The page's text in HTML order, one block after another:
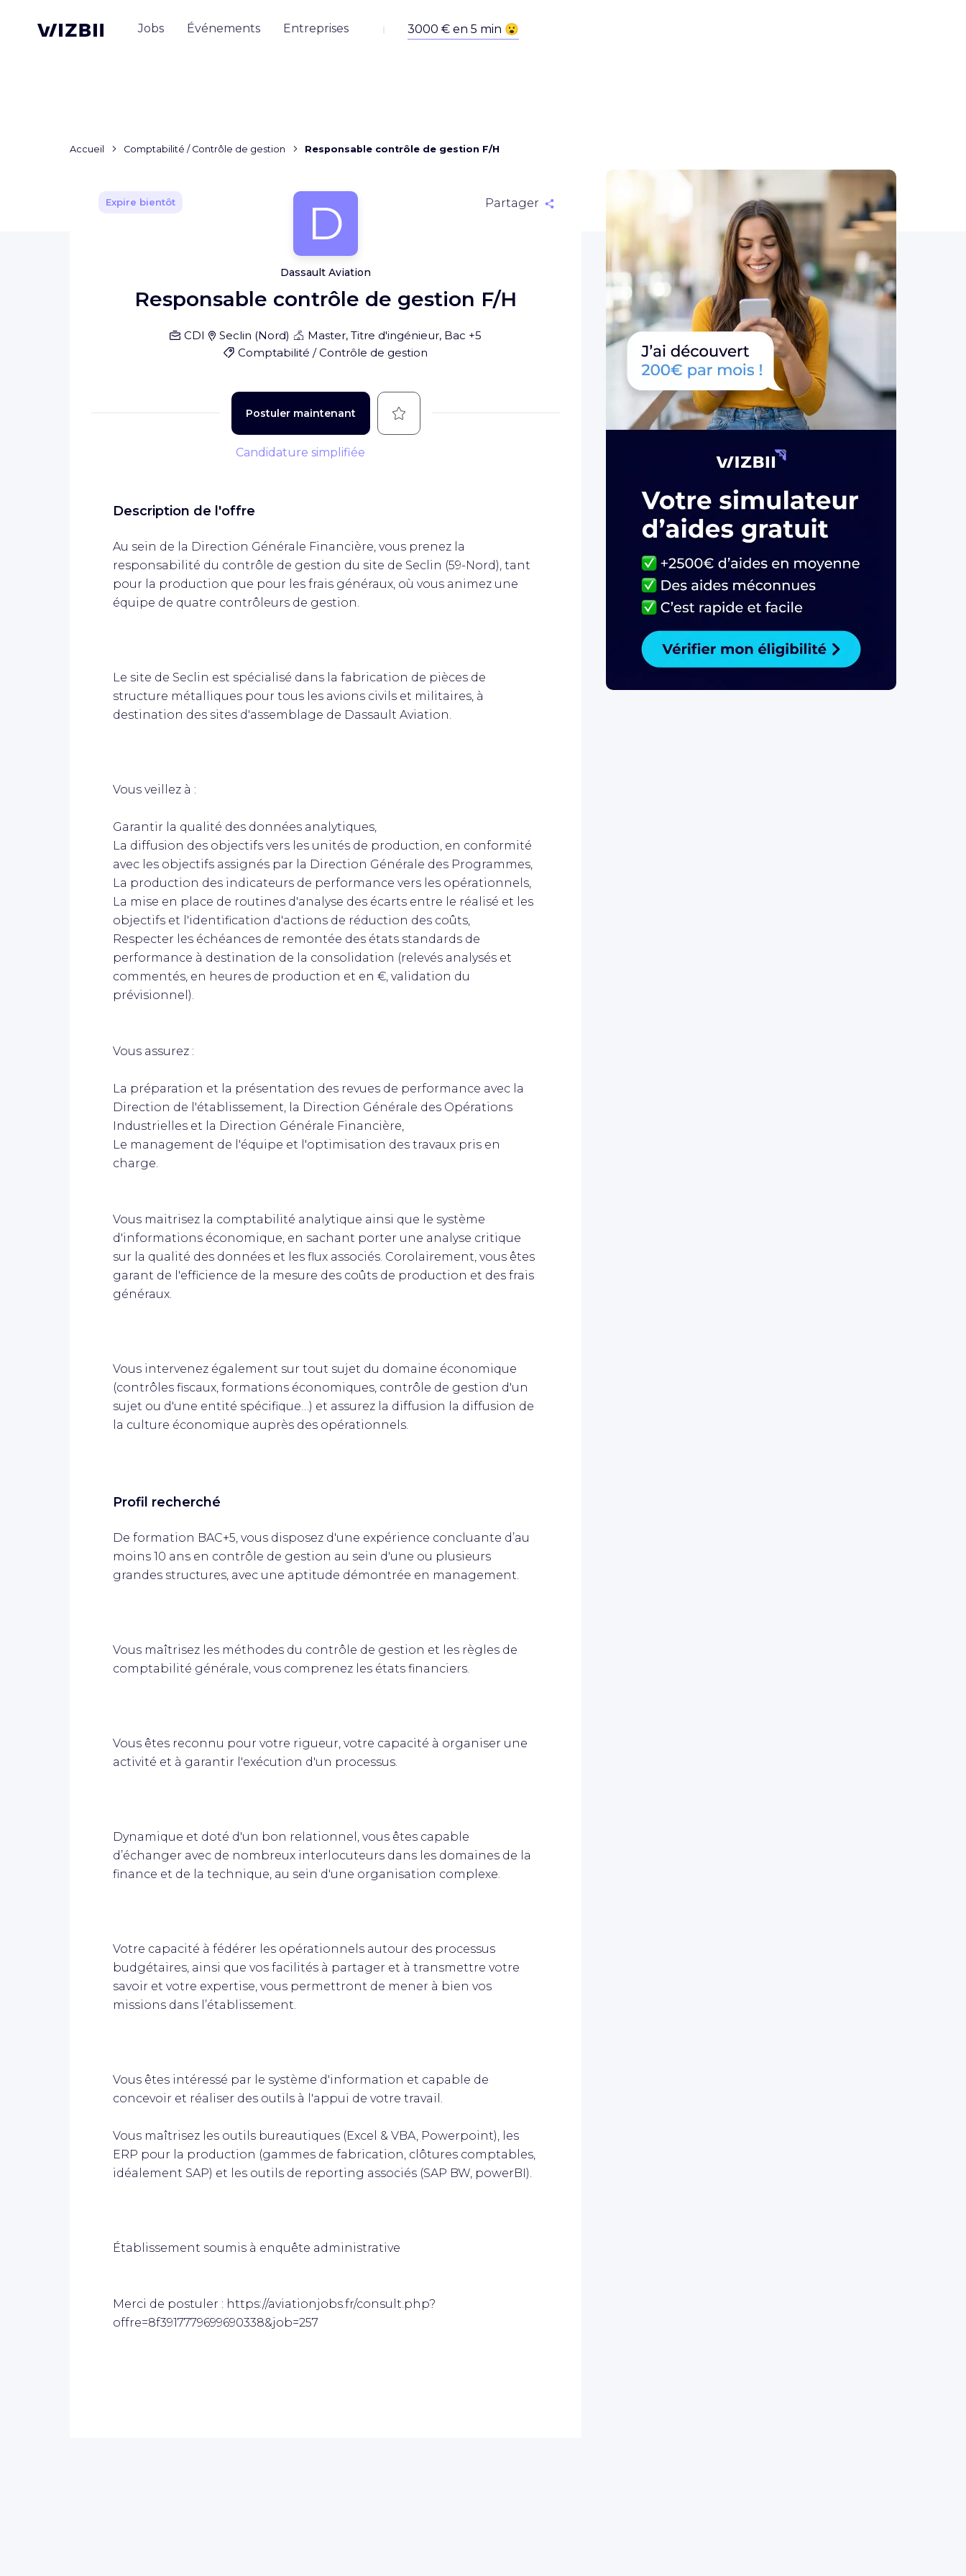
Jobs Événements Entreprises
Accueil Comptabilité / Contrôle de gestion Responsable contrôle de gestion F/H
Expire bientôt D Partager
Dassault Aviation
Responsable contrôle de gestion F/H
CDI Seclin (Nord)
Master, Titre d'ingénieur, Bac +5
Comptabilité / Contrôle de gestion
Postuler maintenant
Candidature simplifiée
Sauvegarder
Description de l'offre
Au sein de la Direction Générale Financière, vous prenez la
responsabilité du contrôle de gestion du site de Seclin (59-Nord), tant
pour la production que pour les frais généraux, où vous animez une
équipe de quatre contrôleurs de gestion.
Le site de Seclin est spécialisé dans la fabrication de pièces de
structure métalliques pour tous les avions civils et militaires, à
destination des sites d'assemblage de Dassault Aviation.
Vous veillez à :
Garantir la qualité des données analytiques,
La diffusion des objectifs vers les unités de production, en conformité
avec les objectifs assignés par la Direction Générale des Programmes,
La production des indicateurs de performance vers les opérationnels,
La mise en place de routines d'analyse des écarts entre le réalisé et les
objectifs et l'identification d'actions de réduction des coûts,
Respecter les échéances de remontée des états standards de
performance à destination de la consolidation (relevés analysés et
commentés, en heures de production et en €, validation du
prévisionnel).
Vous assurez :
La préparation et la présentation des revues de performance avec la
Direction de l'établissement, la Direction Générale des Opérations
Industrielles et la Direction Générale Financière,
Le management de l'équipe et l'optimisation des travaux pris en
charge.
Vous maitrisez la comptabilité analytique ainsi que le système
d'informations économique, en sachant porter une analyse critique
sur la qualité des données et les flux associés. Corolairement, vous êtes
garant de l'efficience de la mesure des coûts de production et des frais
généraux.
Vous intervenez également sur tout sujet du domaine économique
(contrôles fiscaux, formations économiques, contrôle de gestion d'un
sujet ou d'une entité spécifique…) et assurez la diffusion la diffusion de
la culture économique auprès des opérationnels.
Profil recherché
De formation BAC+5, vous disposez d'une expérience concluante d’au
moins 10 ans en contrôle de gestion au sein d'une ou plusieurs
grandes structures, avec une aptitude démontrée en management.
Vous maîtrisez les méthodes du contrôle de gestion et les règles de
comptabilité générale, vous comprenez les états financiers.
Vous êtes reconnu pour votre rigueur, votre capacité à organiser une
activité et à garantir l'exécution d'un processus.
Dynamique et doté d'un bon relationnel, vous êtes capable
d’échanger avec de nombreux interlocuteurs dans les domaines de la
finance et de la technique, au sein d'une organisation complexe.
Votre capacité à fédérer les opérationnels autour des processus
budgétaires, ainsi que vos facilités à partager et à transmettre votre
savoir et votre expertise, vous permettront de mener à bien vos
missions dans l’établissement.
Vous êtes intéressé par le système d'information et capable de
concevoir et réaliser des outils à l'appui de votre travail.
Vous maîtrisez les outils bureautiques (Excel & VBA, Powerpoint), les
ERP pour la production (gammes de fabrication, clôtures comptables,
idéalement SAP) et les outils de reporting associés (SAP BW, powerBI).
Établissement soumis à enquête administrative
Merci de postuler : https://aviationjobs.fr/consult.php?
offre=8f3917779699690338&job=257